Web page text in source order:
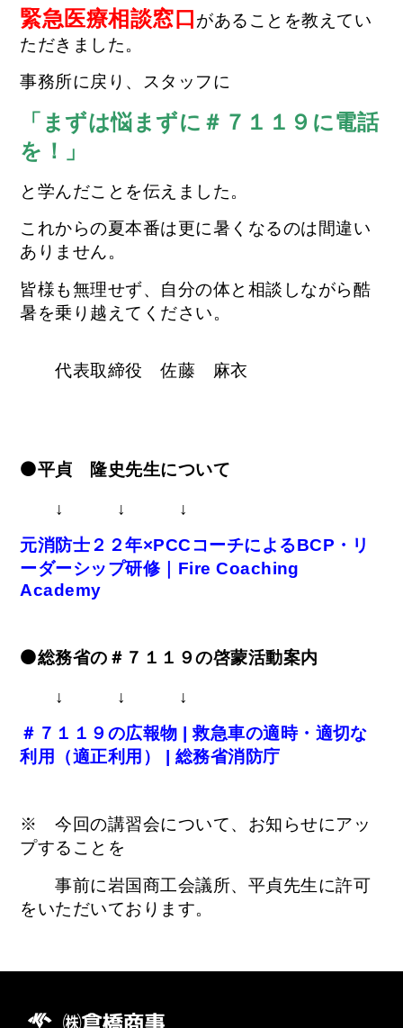
緊急医療相談窓口がある ことを教えてい
ただきました。
事務所に戻り、スタッフに
「まずは悩まずに＃７１１９に電話
を！」
と学んだことを伝えました。
これからの夏本番は更に暑くなるのは間違い
ありません。
皆様も無理せず、自分の体と相談しながら酷
暑を乗り越えてください。
代表取締役 佐藤 麻衣
⚫平貞 隆史先生について
↓ ↓ ↓
元消防士２２年×PCCコーチによるBCP・リ
ーダーシップ研修｜Fire Coaching
Academy
⚫総務省の＃７１１９の啓蒙活動案内
↓ ↓ ↓
＃７１１９の広報物 | 救急車の適時・適切な
利用（適正利用） | 総務省消防庁
※ 今回の講習会について、お知らせにアッ
プすることを
事前に岩国商工会議所、平貞先生に許可
をいただいております。